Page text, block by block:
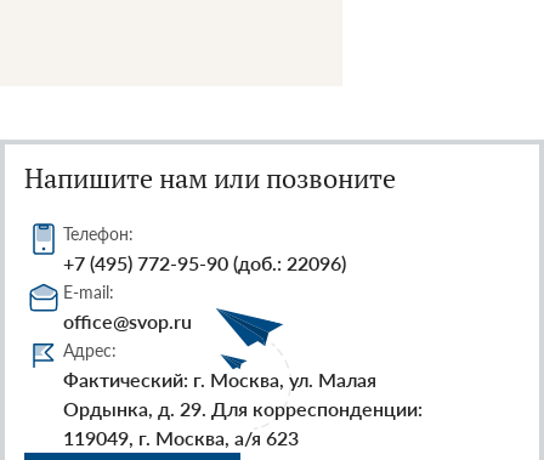
Напишите нам или позвоните
Телефон:
+7 (495) 772-95-90 (доб.: 22096)
E-mail:
office@svop.ru
Адрес:
Фактический: г. Москва, ул. Малая
Ордынка, д. 29. Для корреспонденции:
119049, г. Москва, а/я 623